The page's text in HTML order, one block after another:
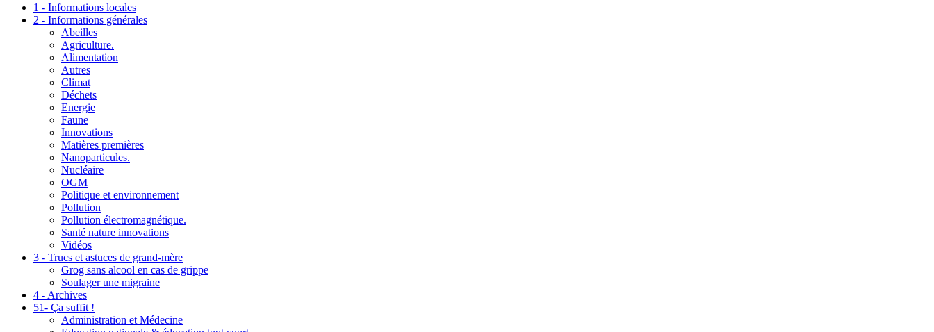
1 - Informations locales
2 - Informations générales
Abeilles
Agriculture.
Alimentation
Autres
Climat
Déchets
Energie
Faune
Innovations
Matières premières
Nanoparticules.
Nucléaire
OGM
Politique et environnement
Pollution
Pollution électromagnétique.
Santé nature innovations
Vidéos
3 - Trucs et astuces de grand-mère
Grog sans alcool en cas de grippe
Soulager une migraine
4 - Archives
51- Ça suffit !
Administration et Médecine